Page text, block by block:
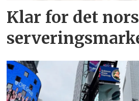
Klar for det